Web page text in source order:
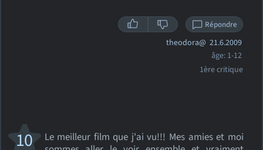
Répondre
theodora@ 21.6.2009
âge: 1-12
1ère critique
Le meilleur film que j'ai vu!!! Mes amies et moi
10